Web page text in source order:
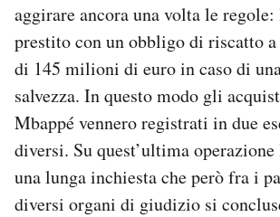
aggirare ancora una volta le
prestito con un obbligo di riscatto
di 145 milioni di euro in caso di
salvezza. In questo modo gli
Mbappé vennero registrati in due
diversi. Su quest’ultima
una lunga inchiesta che però fra i
diversi organi di giudizio si